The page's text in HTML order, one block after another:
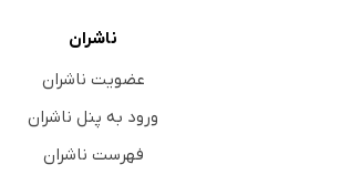
ناشران
عضویت ناشران
ورود به پنل ناشران
فهرست ناشران